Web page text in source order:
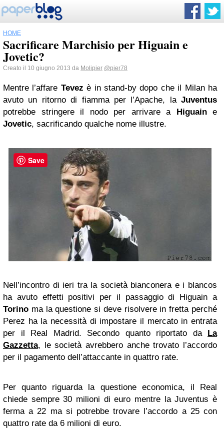
HOME
Sacrificare Marchisio per Higuain e
Jovetic?
Creato il 10 giugno 2013 da Molipier @pier78
Mentre l’affare Tevez è in stand-by dopo che il Milan ha
avuto un ritorno di fiamma per l’Apache, la Juventus
potrebbe stringere il nodo per arrivare a Higuaine
Jovetic, sacrificando qualche nome illustre.
Nell’incontro di ieri tra la società bianconera e i blancos
ha avuto effetti positivi per il passaggio di Higuain a
Torino ma la questione si deve risolvere in fretta perché
Perez ha la necessità di impostare il mercato in entrata
per il Real Madrid. Secondo quanto riportato da
La
Gazzetta, le società avrebbero anche trovato l’accordo
per il pagamento dell’attaccante in quattro rate.
Per quanto riguarda la questione economica, il Real
chiede sempre 30 milioni di euro mentre la Juventus è
ferma a 22 ma si potrebbe trovare l’accordo a 25 con
quattro rate da 6 milioni di euro.
Save